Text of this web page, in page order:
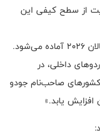
از سطح کیفی این
«تیم ملی نونهالان برای حضور در المپیک نونهالان ۲۰۲۶ آماده می‌شود.
داخلی، در
کشورهای صاحب‌نام جودو
یابد.»